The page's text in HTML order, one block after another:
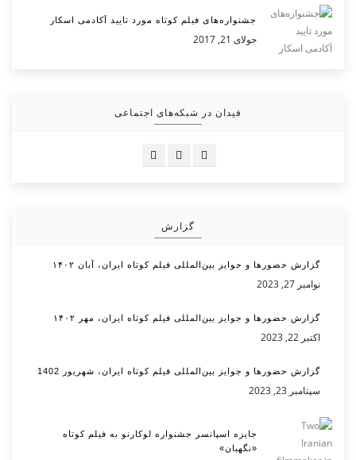
جشنواره‌های فیلم کوتاه مورد تایید آکادمی اسکار
جولای 21, 2017
فیدان در شبکه‌های اجتماعی
گزارش
گزارش حضورها و جوایز بین‌المللی فیلم کوتاه ایران، آبان ۱۴۰۲
نوامبر 27, 2023
گزارش حضورها و جوایز بین‌المللی فیلم کوتاه ایران، مهر ۱۴۰۲
اکتبر 22, 2023
گزارش حضورها و جوایز بین‌المللی فیلم کوتاه ایران، شهریور 1402
سپتامبر 23, 2023
جایزه اسپانسر جشنواره لوکارنو به فیلم کوتاه
«نگهبان»